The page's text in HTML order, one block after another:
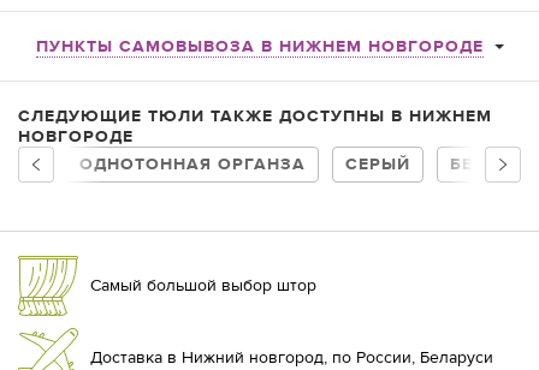
ПУНКТЫ САМОВЫВОЗА В НИЖНЕМ НОВГОРОДЕ
СЛЕДУЮЩИЕ ТЮЛИ ТАКЖЕ ДОСТУПНЫ В НИЖНЕМ
НОВГОРОДЕ
ОДНОТОННАЯ ОРГАНЗА
СЕРЫЙ БЕЛЫЙ
Самый большой выбор штор
Доставка в Нижний новгород, по России, Беларуси